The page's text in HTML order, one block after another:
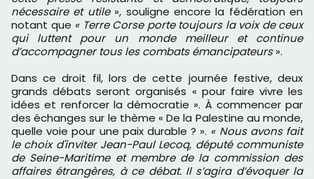
nécessaire et utile », souligne encore la fédération en
notant que « Terre Corse porte toujours la voix de ceux
qui luttent pour un monde meilleur et continue
d’accompagner tous les combats émancipateurs».
Dans ce droit fil, lors de cette journée festive, deux
grands débats seront organisés « pour faire vivre les
idées et renforcer la démocratie ». À commencer par
des échanges sur le thème « De la Palestine au monde,
quelle voie pour une paix durable ? ». « Nous avons fait
le choix d'inviter Jean-Paul Lecoq, député communiste
de Seine-Maritime et membre de la commission des
affaires étrangères, à ce débat. Il s’agira d’évoquer la